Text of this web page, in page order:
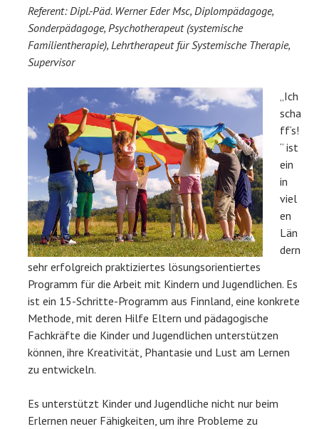
Referent: Dipl.-Päd. Werner Eder Msc, Diplompädagoge,
Sonderpädagoge, Psychotherapeut (systemische
Familientherapie), Lehrtherapeut für Systemische Therapie,
Supervisor
„Ich
scha
ff‘s!
“ ist
ein
in
viel
en
Län
dern
sehr erfolgreich praktiziertes lösungsorientiertes
Programm für die Arbeit mit Kindern und Jugendlichen. Es
ist ein 15-Schritte-Programm aus Finnland, eine konkrete
Methode, mit deren Hilfe Eltern und pädagogische
Fachkräfte die Kinder und Jugendlichen unterstützen
können, ihre Kreativität, Phantasie und Lust am Lernen
zu entwickeln.
Es unterstützt Kinder und Jugendliche nicht nur beim
Erlernen neuer Fähigkeiten, um ihre Probleme zu